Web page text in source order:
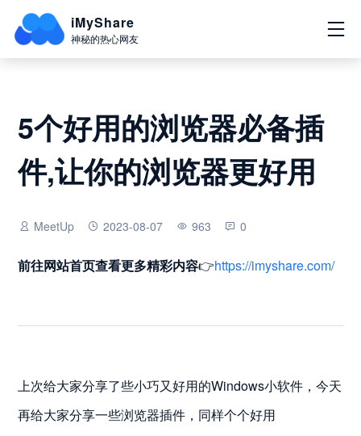
iMyShare
神秘的热心网友
5个好用的浏览器必备插
件,让你的浏览器更好用
MeetUp 2023-08-07 963 0
前往网站首页查看更多精彩内容👉https://imyshare.com/
上次给大家分享了些小巧又好用的Windows小软件，今天
再给大家分享一些浏览器插件，同样个个好用